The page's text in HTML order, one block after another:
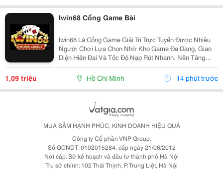
Iwin68 Cổng Game Bài
Iwin68 Là Cổng Game Giải Trí Trực Tuyến Được Nhiều
Người Chơi Lựa Chọn Nhờ Kho Game Đa Dạng, Giao
Diện Hiện Đại Và Tốc Độ Nạp Rút Nhanh. Nền Tảng
Mang Đến Trải Nghiệm Mượt Mà, Bảo Mật Thông Tin
Cùng Nhiều Ưu Đãi Hấp Dẫn Dành Cho Cả Thành Viên
Mới Và...
1,09 triệu Hồ Chí Minh 14 phút trước
MUA SẮM HẠNH PHÚC, KINH DOANH HIỆU QUẢ
Công ty Cổ phần VNP Group.
Số GCNDT: 0102015284, cấp ngày 21/06/2012
Nơi cấp: Sở kế hoạch và đầu tư thành phố Hà Nội
Trụ sở chính: 102 Thái Thịnh, P. Trung Liệt, Hà Nội